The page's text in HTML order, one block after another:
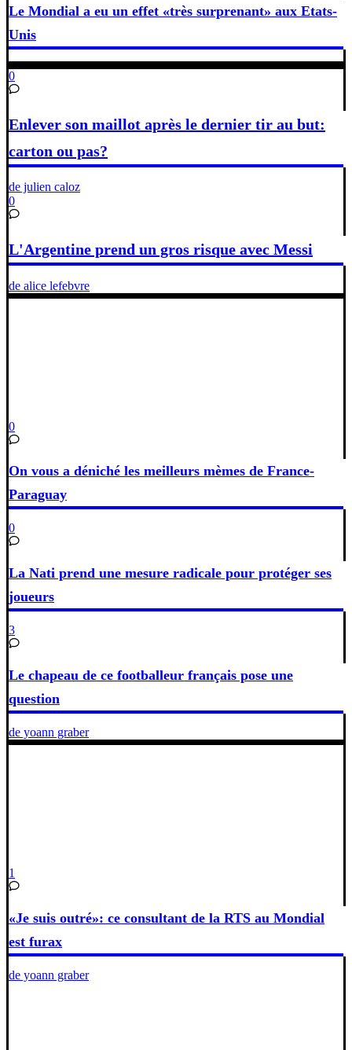
Le Mondial a eu un effet «très surprenant» aux Etats-
Unis
0
Enlever son maillot après le dernier tir au but:
carton ou pas?
de julien caloz
0
L'Argentine prend un gros risque avec Messi
de alice lefebvre
0
On vous a déniché les meilleurs mèmes de France-
Paraguay
0
La Nati prend une mesure radicale pour protéger ses
joueurs
3
Le chapeau de ce footballeur français pose une
question
de yoann graber
1
«Je suis outré»: ce consultant de la RTS au Mondial
est furax
de yoann graber